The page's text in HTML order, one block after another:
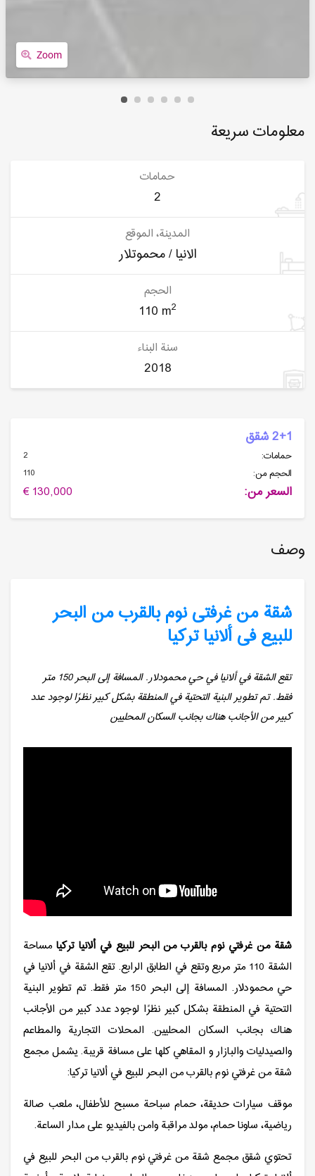
Zoom
معلومات سريعة
حمامات
2
المدينة، الموقع
الانيا / محموتلار
الحجم
110 m2
سنة البناء
2018
2+1 شقق
حمامات:
2
الحجم من:
110
السعر من: 130,000 €
وصف
شقة من غرفتی نوم بالقرب من البحر
للبیع فی ألانیا تركیا
تقع الشقة في ألانيا في حي محمودلار. المسافة إلى البحر 150 متر
فقط. تم تطوير البنية التحتية في المنطقة بشكل كبير نظرًا لوجود عدد
كبير من الأجانب هناك بجانب السكان المحليين
شقة من غرفتي نوم بالقرب من البحر للبيع في ألانيا تركيامساحة
الشقة 110 متر مربع وتقع في الطابق الرابع. تقع الشقة في ألانيا في
حي محمودلار. المسافة إلى البحر 150 متر فقط. تم تطوير البنية
التحتية في المنطقة بشكل كبير نظرًا لوجود عدد كبير من الأجانب
هناك بجانب السكان المحليين. المحلات التجارية والمطاعم
والصيدليات والبازار و المقاهي كلها على مسافة قريبة. يشمل مجمع
شقة من غرفتي نوم بالقرب من البحر للبيع في ألانيا تركيا:
موقف سيارات حديقة، حمام سباحة مسبح للأطفال، ملعب صالة
رياضية، ساونا حمام، مولد مراقبة وامن بالفيديو على مدار الساعة.
تحتوي شقق مجمع شقة من غرفتي نوم بالقرب من البحر للبيع في